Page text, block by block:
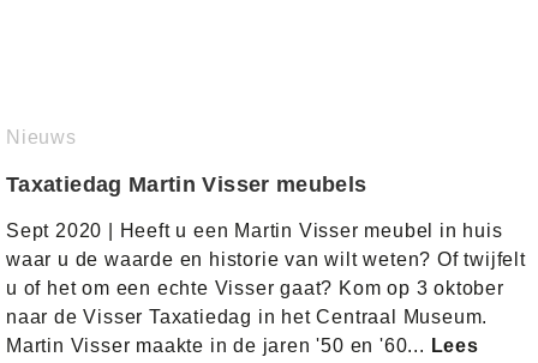
Nieuws
Taxatiedag Martin Visser meubels
Sept 2020 | Heeft u een Martin Visser meubel in huis
waar u de waarde en historie van wilt weten? Of twijfelt
u of het om een echte Visser gaat? Kom op 3 oktober
naar de Visser Taxatiedag in het Centraal Museum.
Martin Visser maakte in de jaren '50 en '60... Lees